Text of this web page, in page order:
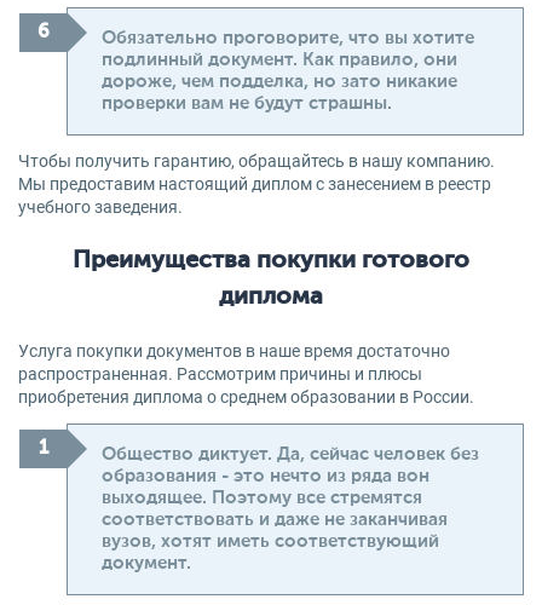
Обязательно проговорите, что вы хотите
подлинный документ. Как правило, они
дороже, чем подделка, но зато никакие
проверки вам не будут страшны.
Чтобы получить гарантию, обращайтесь в нашу компанию.
Мы предоставим настоящий диплом с занесением в реестр
учебного заведения.
Преимущества покупки готового
диплома
Услуга покупки документов в наше время достаточно
распространенная. Рассмотрим причины и плюсы
приобретения диплома о среднем образовании в России.
Общество диктует. Да, сейчас человек без
образования - это нечто из ряда вон
выходящее. Поэтому все стремятся
соответствовать и даже не заканчивая
вузов, хотят иметь соответствующий
документ.